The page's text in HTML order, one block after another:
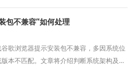
包不兼容”如何处理
歌浏览器提示安装包不兼容，多因系统位
本不匹配。文章将介绍判断系统架构及选